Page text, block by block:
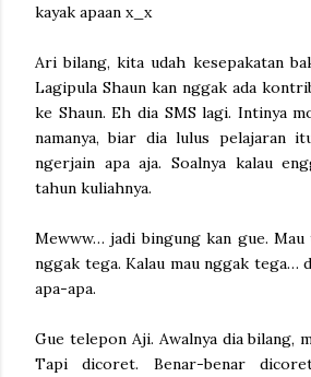
kayak apaan x_x
Ari bilang, kita udah kesepakatan
Lagipula Shaun kan nggak ada
ke Shaun. Eh dia SMS lagi. Intinya
namanya, biar dia lulus pelajaran
ngerjain apa aja. Soalnya kalau
tahun kuliahnya.
Mewww… jadi bingung kan gue.
nggak tega. Kalau mau nggak tega…
apa-apa.
Gue telepon Aji. Awalnya dia bilang,
Tapi dicoret. Benar-benar